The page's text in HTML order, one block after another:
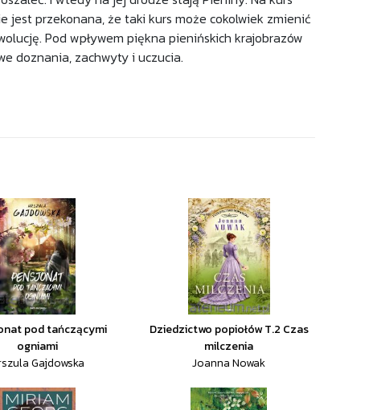
jest przekonana, że taki kurs może cokolwiek zmienić
Pod wpływem piękna pienińskich krajobrazów
doznania, zachwyty i uczucia.
pod tańczącymi
ogniami
Gajdowska
Dziedzictwo popiołów T.2 Czas
milczenia
Joanna Nowak